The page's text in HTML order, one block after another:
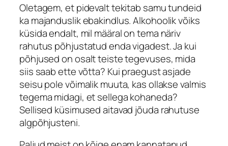
Oletagem, et pidevalt tekitab samu tundeid
ka majanduslik ebakindlus. Alkohoolik võiks
küsida endalt, mil määral on tema näriv
rahutus põhjustatud enda vigadest. Ja kui
põhjused on osalt teiste tegevuses, mida
siis saab ette võtta? Kui praegust asjade
seisu pole võimalik muuta, kas ollakse valmis
tegema midagi, et sellega kohaneda?
Sellised küsimused aitavad jõuda rahutuse
algpõhjusteni.